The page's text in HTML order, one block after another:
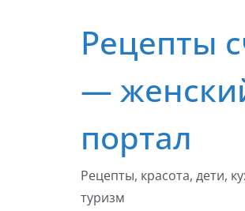
содержимомуРецепты
—
портал
Рецепты, красота, дети,
туризм